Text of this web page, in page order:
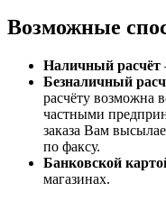
Возможные
Наличный расчёт
Безналичный
расчёту возможна
частными
заказа Вам
по факсу.
Банковской
магазинах.